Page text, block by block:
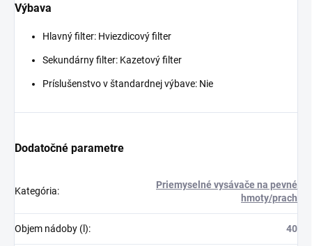
Výbava
Hlavný filter: Hviezdicový filter
Sekundárny filter: Kazetový filter
Príslušenstvo v štandardnej výbave: Nie
Dodatočné parametre
Kategória:
Priemyselné vysávače na pevné
hmoty/prach
Objem nádoby (l): 40